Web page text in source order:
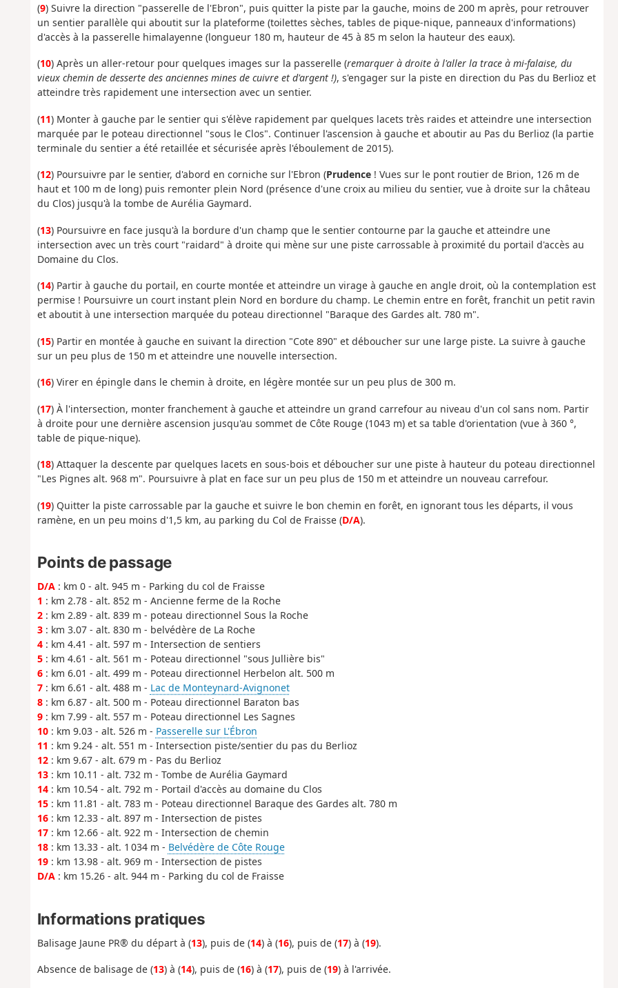
(9) Suivre la direction "passerelle de l'Ebron", puis quitter la piste par la gauche, moins de 200 m après, pour retrouver
un sentier parallèle qui aboutit sur la plateforme (toilettes sèches, tables de pique-nique, panneaux d'informations)
d'accès à la passerelle himalayenne (longueur 180 m, hauteur de 45 à 85 m selon la hauteur des eaux).
(10) Après un aller-retour pour quelques images sur la passerelle (remarquer à droite à l'aller la trace à mi-falaise, du
vieux chemin de desserte des anciennes mines de cuivre et d'argent !), s'engager sur la piste en direction du Pas du Berlioz et
atteindre très rapidement une intersection avec un sentier.
(11) Monter à gauche par le sentier qui s'élève rapidement par quelques lacets très raides et atteindre une intersection
marquée par le poteau directionnel "sous le Clos". Continuer l'ascension à gauche et aboutir au Pas du Berlioz (la partie
terminale du sentier a été retaillée et sécurisée après l'éboulement de 2015).
(12) Poursuivre par le sentier, d'abord en corniche sur l'Ebron (Prudence! Vues sur le pont routier de Brion, 126 m de
haut et 100 m de long) puis remonter plein Nord (présence d'une croix au milieu du sentier, vue à droite sur la château
du Clos) jusqu'à la tombe de Aurélia Gaymard.
(13) Poursuivre en face jusqu'à la bordure d'un champ que le sentier contourne par la gauche et atteindre une
intersection avec un très court "raidard" à droite qui mène sur une piste carrossable à proximité du portail d'accès au
Domaine du Clos.
(14) Partir à gauche du portail, en courte montée et atteindre un virage à gauche en angle droit, où la contemplation est
permise ! Poursuivre un court instant plein Nord en bordure du champ. Le chemin entre en forêt, franchit un petit ravin
et aboutit à une intersection marquée du poteau directionnel "Baraque des Gardes alt. 780 m".
(15) Partir en montée à gauche en suivant la direction "Cote 890" et déboucher sur une large piste. La suivre à gauche
sur un peu plus de 150 m et atteindre une nouvelle intersection.
(16) Virer en épingle dans le chemin à droite, en légère montée sur un peu plus de 300 m.
(17) À l'intersection, monter franchement à gauche et atteindre un grand carrefour au niveau d'un col sans nom. Partir
à droite pour une dernière ascension jusqu'au sommet de Côte Rouge (1043 m) et sa table d'orientation (vue à 360 °,
table de pique-nique).
(18) Attaquer la descente par quelques lacets en sous-bois et déboucher sur une piste à hauteur du poteau directionnel
"Les Pignes alt. 968 m". Poursuivre à plat en face sur un peu plus de 150 m et atteindre un nouveau carrefour.
(19) Quitter la piste carrossable par la gauche et suivre le bon chemin en forêt, en ignorant tous les départs, il vous
ramène, en un peu moins d'1,5 km, au parking du Col de Fraisse (D/A).
Points de passage
D/A: km 0 - alt. 945 m - Parking du col de Fraisse
1 : km 2.78 - alt. 852 m - Ancienne ferme de la Roche
2: km 2.89 - alt. 839 m - poteau directionnel Sous la Roche
3: km 3.07 - alt. 830 m - belvédère de La Roche
4: km 4.41 - alt. 597 m - Intersection de sentiers
5: km 4.61 - alt. 561 m - Poteau directionnel "sous Jullière bis"
6: km 6.01 - alt. 499 m - Poteau directionnel Herbelon alt. 500 m
7: km 6.61 - alt. 488 m - Lac de Monteynard-Avignonet
8: km 6.87 - alt. 500 m - Poteau directionnel Baraton bas
9: km 7.99 - alt. 557 m - Poteau directionnel Les Sagnes
10: km 9.03 - alt. 526 m - Passerelle sur L'Ébron
11 : km 9.24 - alt. 551 m - Intersection piste/sentier du pas du Berlioz
12: km 9.67 - alt. 679 m - Pas du Berlioz
13: km 10.11 - alt. 732 m - Tombe de Aurélia Gaymard
14: km 10.54 - alt. 792 m - Portail d'accès au domaine du Clos
15: km 11.81 - alt. 783 m - Poteau directionnel Baraque des Gardes alt. 780 m
16: km 12.33 - alt. 897 m - Intersection de pistes
17: km 12.66 - alt. 922 m - Intersection de chemin
18: km 13.33 - alt. 1 034 m - Belvédère de Côte Rouge
19: km 13.98 - alt. 969 m - Intersection de pistes
D/A: km 15.26 - alt. 944 m - Parking du col de Fraisse
Informations pratiques
Balisage Jaune PR® du départ à (13), puis de (14) à (16), puis de (17) à (19).
Absence de balisage de (13) à (14), puis de (16) à (17), puis de (19) à l'arrivée.